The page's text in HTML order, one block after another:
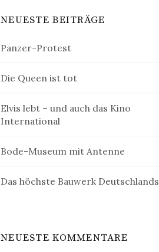
NEUESTE BEITRÄGE
Panzer-Protest
Die Queen ist tot
Elvis lebt – und auch das Kino
International
Bode-Museum mit Antenne
Das höchste Bauwerk Deutschlands
NEUESTE KOMMENTARE